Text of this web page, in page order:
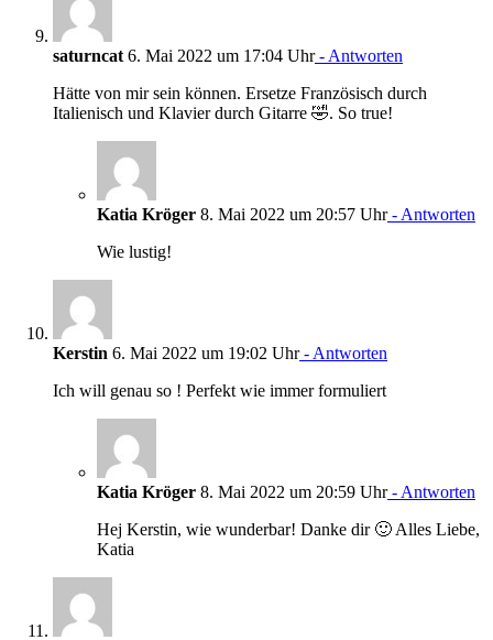
saturncat 6. Mai 2022 um 17:04 Uhr- Antworten
Hätte von mir sein können. Ersetze Französisch durch
Italienisch und Klavier durch Gitarre 🤣. So true!
Katia Kröger 8. Mai 2022 um 20:57 Uhr- Antworten
Wie lustig!
Kerstin 6. Mai 2022 um 19:02 Uhr- Antworten
Ich will genau so ! Perfekt wie immer formuliert
Katia Kröger 8. Mai 2022 um 20:59 Uhr- Antworten
Hej Kerstin, wie wunderbar! Danke dir 🙂 Alles Liebe,
Katia